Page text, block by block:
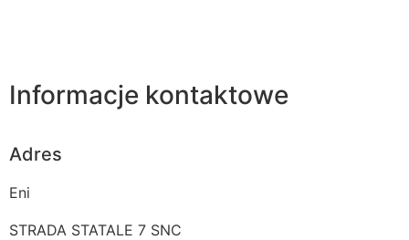
Informacje kontaktowe
Adres
Eni
STRADA STATALE 7 SNC